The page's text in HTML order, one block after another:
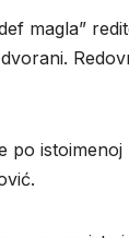
magla”
po